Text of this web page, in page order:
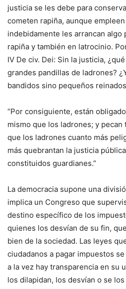
justicia se les debe para
cometen rapiña, aunque
indebidamente les arrancan
rapiña y también en latrocinio.
IV De civ. Dei: Sin la justicia,
grandes pandillas de ladrones?
bandidos sino pequeños
“Por consiguiente, están
mismo que los ladrones; y pecan
que los ladrones cuanto más
más quebrantan la justicia
constituidos guardianes.”
La democracia supone una
implica un Congreso que
destino específico de los
quienes los desvían de su fin,
bien de la sociedad. Las leyes
ciudadanos a pagar impuestos
a la vez hay transparencia en su
los dilapidan, los desvían o se los